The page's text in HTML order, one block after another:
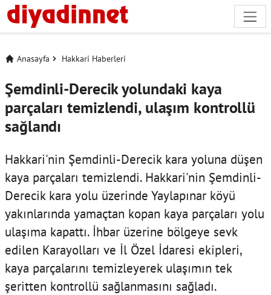
Anasayfa Hakkari Haberleri
Şemdinli-Derecik yolundaki kaya
parçaları temizlendi, ulaşım kontrollü
sağlandı
Hakkari'nin Şemdinli-Derecik kara yoluna düşen
kaya parçaları temizlendi. Hakkari'nin Şemdinli-
Derecik kara yolu üzerinde Yaylapınar köyü
yakınlarında yamaçtan kopan kaya parçaları yolu
ulaşıma kapattı. İhbar üzerine bölgeye sevk
edilen Karayolları ve İl Özel İdaresi ekipleri,
kaya parçalarını temizleyerek ulaşımın tek
şeritten kontrollü sağlanmasını sağladı.